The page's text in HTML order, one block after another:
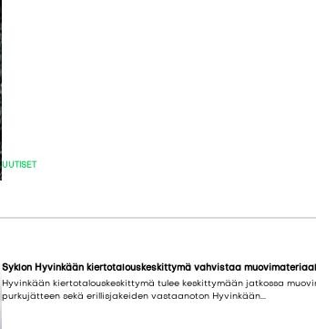
UUTISET
Syklon Hyvinkään kiertotalouskeskittymä vahvistaa
Hyvinkään kiertotalouskeskittymä tulee keskittymään jatkossa
purkujätteen sekä erillisjakeiden vastaanoton Hyvinkään...